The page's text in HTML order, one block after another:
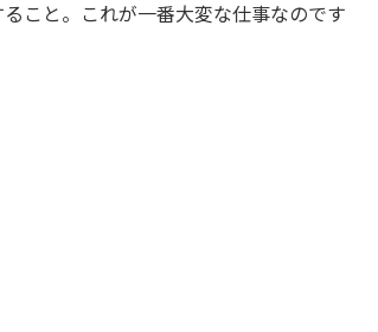
こと。これが一番大変な仕事なのです